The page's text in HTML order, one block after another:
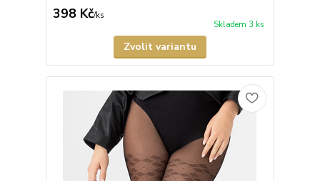
398 Kč/ks
Skladem 3 ks
Zvolit variantu